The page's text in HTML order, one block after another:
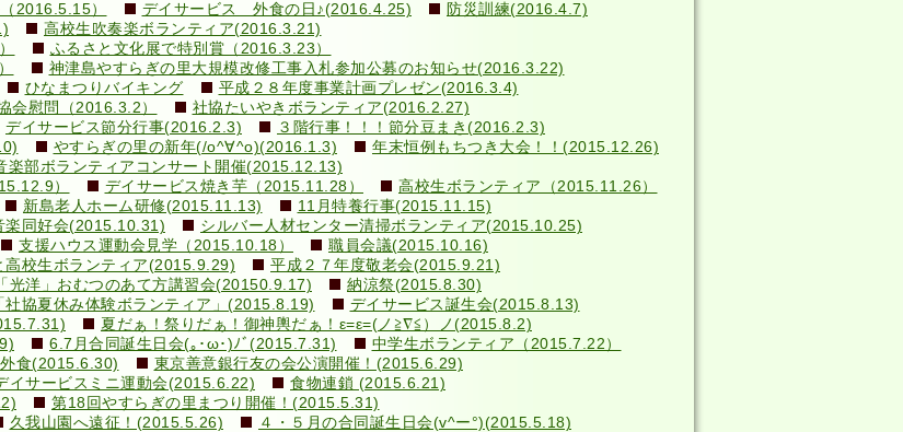
2016.5.15）
デイサービス 外食の日♪(2016.4.25)
防災訓練(2016.4.7)
高校生吹奏楽ボランティア(2016.3.21)
ふるさと文化展で特別賞（2016.3.23）
神津島やすらぎの里大規模改修工事入札参加公募のお知らせ(2016.3.22)
ひなまつりバイキング
平成２８年度事業計画プレゼン(2016.3.4)
会慰問（2016.3.2）
社協たいやきボランティア(2016.2.27)
デイサービス節分行事(2016.2.3)
３階行事！！！節分豆まき(2016.2.3)
やすらぎの里の新年(/o^∀^o)(2016.1.3)
年末恒例もちつき大会！！(2015.12.26)
楽部ボランティアコンサート開催(2015.12.13)
）
デイサービス焼き芋（2015.11.28）
高校生ボランティア（2015.11.26）
新島老人ホーム研修(2015.11.13)
11月特養行事(2015.11.15)
楽同好会(2015.10.31)
シルバー人材センター清掃ボランティア(2015.10.25)
支援ハウス運動会見学（2015.10.18）
職員会議(2015.10.16)
高校生ボランティア(2015.9.29)
平成２７年度敬老会(2015.9.21)
光洋」おむつのあて方講習会(20150.9.17)
納涼祭(2015.8.30)
社協夏休み体験ボランティア」(2015.8.19)
デイサービス誕生会(2015.8.13)
夏だぁ！祭りだぁ！御神輿だぁ！ε=ε=(ノ≧∇≦）ノ(2015.8.2)
6.7月合同誕生日会(｡･ω･)ﾉﾞ(2015.7.31)
中学生ボランティア（2015.7.22）
食(2015.6.30)
東京善意銀行友の会公演開催！(2015.6.29)
イサービスミニ運動会(2015.6.22)
食物連鎖 (2015.6.21)
第18回やすらぎの里まつり開催！(2015.5.31)
久我山園へ遠征！(2015.5.26)
４・５月の合同誕生日会(v^ー°)(2015.5.18)